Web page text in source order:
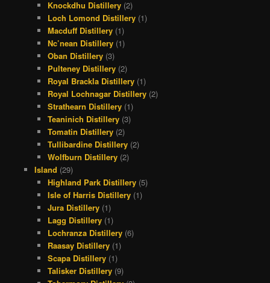
Knockdhu Distillery (2)
Loch Lomond Distillery (1)
Macduff Distillery (1)
Nc’nean Distillery (1)
Oban Distillery (3)
Pulteney Distillery (2)
Royal Brackla Distillery (1)
Royal Lochnagar Distillery (2)
Strathearn Distillery (1)
Teaninich Distillery (3)
Tomatin Distillery (2)
Tullibardine Distillery (2)
Wolfburn Distillery (2)
Island (29)
Highland Park Distillery (5)
Isle of Harris Distillery (1)
Jura Distillery (1)
Lagg Distillery (1)
Lochranza Distillery (6)
Raasay Distillery (1)
Scapa Distillery (1)
Talisker Distillery (9)